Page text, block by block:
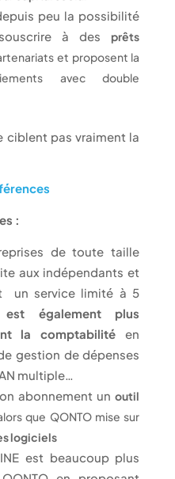
peu la possibilité
à des prêts
et proposent la
avec double
ciblent pas vraiment la
:
de toute taille
aux indépendants et
un service limité à 5
est également plus
la comptabilité en
gestion de dépenses
multiple…
abonnement unoutil
que QONTO mise sur
logiciels
est beaucoup plus